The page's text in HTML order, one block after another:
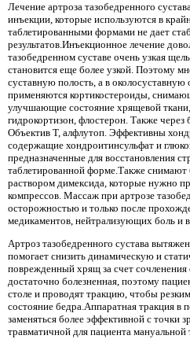
Лечение артроза тазобедренного
инъекции, которые используются в
таблетированными формами не дает
результатов.Инъекционное лечение
тазобедренном суставе очень узкая
становится еще более узкой. Поэтому
суставную полость, а в околосуставную
применяются кортикостероиды,
улучшающие состояние хрящевой ткани,
гидрокортизон, флостерон. Также
Объектив Т, алфлутоп. Эффективны
содержащие хондроитинсульфат и
предназначенные для восстановления
таблетированной форме.Также снимают
раствором димексида, которые нужно
компрессов. Массаж при артрозе
осторожностью и только после
медикаментов, нейтрализующих боль и
Артроз тазобедренного сустава
помогает снизить динамическую и
поврежденный хрящ за счет сочленения
достаточно болезненная, поэтому
столе и проводят тракцию, чтобы
состояние бедра.Аппаратная тракция в
заменяться более эффективной с точки
травматичной для пациента мануальной